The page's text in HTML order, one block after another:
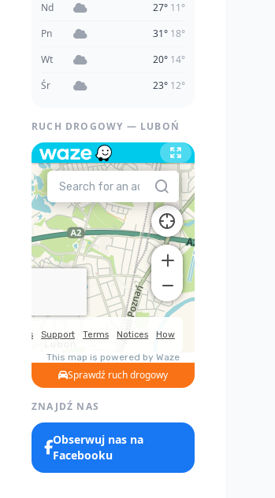
Nd
27° 11°
Pn
31° 18°
Wt
20° 14°
Śr
23° 12°
RUCH DROGOWY — LUBOŃ
Sprawdź ruch drogowy
ZNAJDŹ NAS
Obserwuj nas na
Facebooku